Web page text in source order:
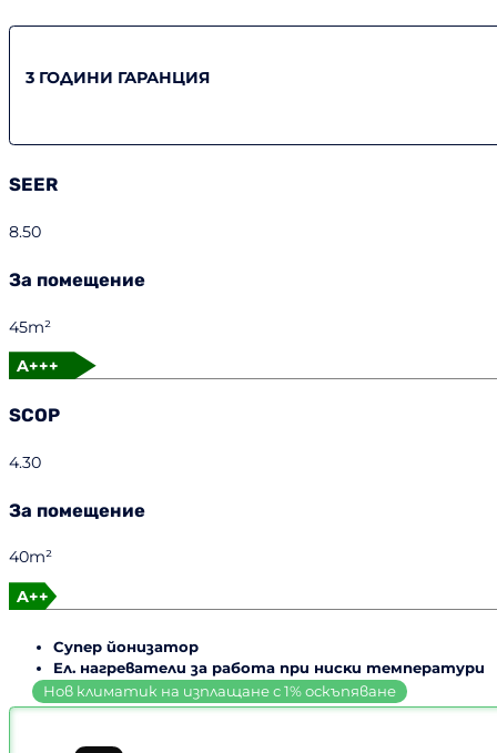
3 ГОДИНИ ГАРАНЦИЯ
SEER
8.50
За помещение
45m²
A+++
SCOP
4.30
За помещение
40m²
A++
Cyпep йoнизaтop
Eл. нaгpeвaтeли зa paбoтa пpи ниcĸи тeмпepaтypи